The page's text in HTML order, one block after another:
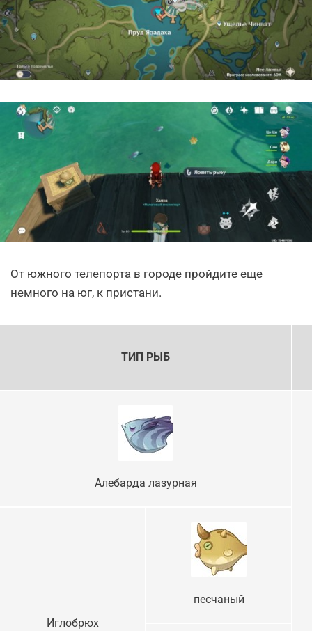
От южного телепорта в городе пройдите еще
немного на юг, к пристани.
ТИП РЫБ
Алебарда лазурная
Иглобрюх
песчаный